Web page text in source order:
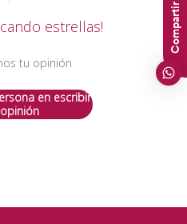
estrellas!
tu opinión
en escribir
Compartir